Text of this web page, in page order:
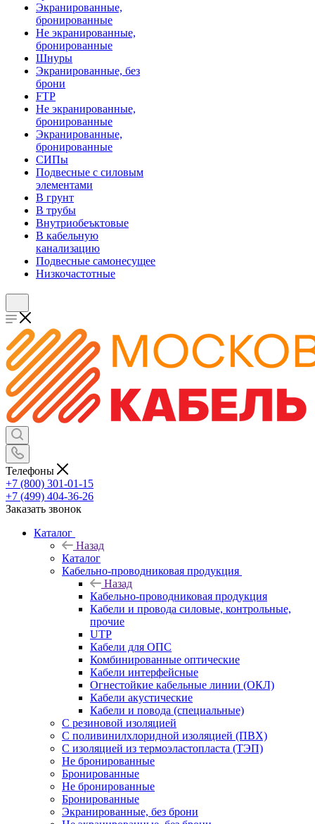
Экранированные,
бронированные
Не экранированные,
бронированные
Шнуры
Экранированные, без
брони
FTP
Не экранированные,
бронированные
Экранированные,
бронированные
СИПы
Подвесные с силовым
элементами
В грунт
В трубы
Внутриобеъктовые
В кабельную
канализацию
Подвесные самонесущее
Низкочастотные
Телефоны
+7 (800) 301-01-15
+7 (499) 404-36-26
Заказать звонок
Каталог
Назад
Каталог
Кабельно-проводниковая продукция
Назад
Кабельно-проводниковая продукция
Кабели и провода силовые, контрольные,
прочие
UTP
Кабели для ОПС
Комбинированные оптические
Кабели интерфейсные
Огнестойкие кабельные линии (ОКЛ)
Кабели акустические
Кабели и повода (специальные)
С резиновой изоляцией
С поливинилхлоридной изоляцией (ПВХ)
С изоляцией из термоэластопласта (ТЭП)
Не бронированные
Бронированные
Не бронированные
Бронированные
Экранированные, без брони